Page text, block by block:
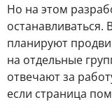
Но на этом
планируют
на отдельные
отвечают за
если страница